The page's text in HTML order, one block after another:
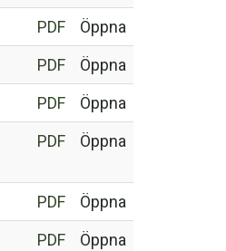
PDF
Öppna
PDF
Öppna
PDF
Öppna
PDF Öppna
PDF
Öppna
PDF
Öppna